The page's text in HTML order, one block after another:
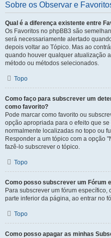
Sobre os Observar e
Qual é a diferença existente entre
Os Favoritos no phpBB3 são
será necessariamente alertado
depois voltar ao Tópico. Mas ao
quando houver qualquer atualização
método ou métodos selecionados.
Topo
Como faço para subscrever um
como favorito?
Pode marcar como favorito ou
opção apropriada para o efeito que
normalmente localizadas no topo ou
Responder a um tópico com a opção
fazê-lo subscrever o tópico.
Topo
Como posso subscrever um Fórum
Para subscrever um fórum específico,
parte inferior da página, ao entrar no
Topo
Como posso apagar as minhas